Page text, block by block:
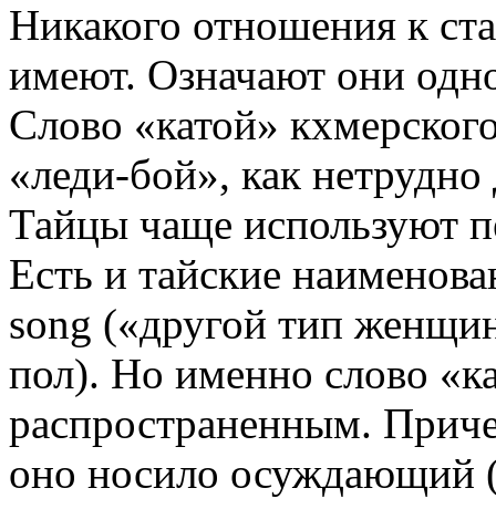
Никакого отношения к
имеют. Означают они
Слово «катой»
«леди-бой», как нетрудно
Тайцы чаще используют
Есть и тайские
song («другой тип
пол). Но именно слово
распространенным.
оно носило осуждающий